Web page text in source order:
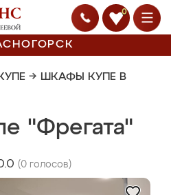
0
→ ШКАФЫ КУПЕ В
"Фрегата"
(0 голосов)